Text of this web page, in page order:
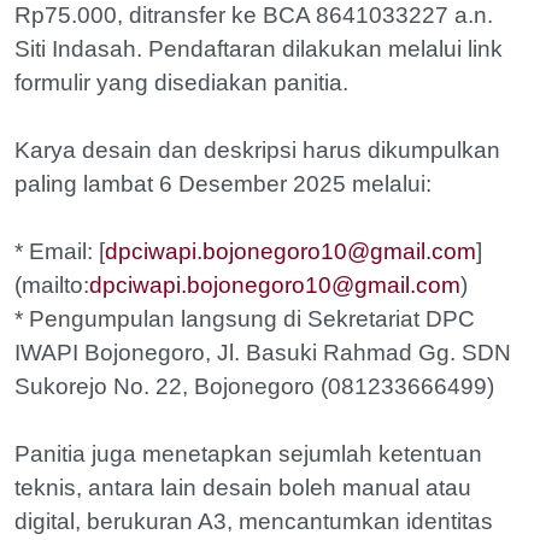
Rp75.000, ditransfer ke BCA 8641033227 a.n.
Siti Indasah. Pendaftaran dilakukan melalui link
formulir yang disediakan panitia.
Karya desain dan deskripsi harus dikumpulkan
paling lambat 6 Desember 2025 melalui:
* Email: [dpciwapi.bojonegoro10@gmail.com]
(mailto:dpciwapi.bojonegoro10@gmail.com)
* Pengumpulan langsung di Sekretariat DPC
IWAPI Bojonegoro, Jl. Basuki Rahmad Gg. SDN
Sukorejo No. 22, Bojonegoro (081233666499)
Panitia juga menetapkan sejumlah ketentuan
teknis, antara lain desain boleh manual atau
digital, berukuran A3, mencantumkan identitas